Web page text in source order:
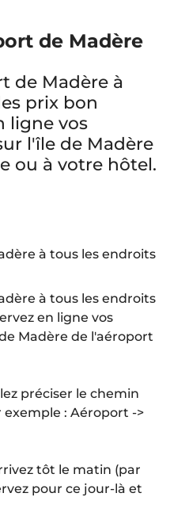
de Madère
de Madère à
prix bon
ligne vos
l'île de Madère
ou à votre hôtel.
à tous les endroits
à tous les endroits
en ligne vos
Madère de l'aéroport
préciser le chemin
: Aéroport ->
tôt le matin (par
pour ce jour-là et